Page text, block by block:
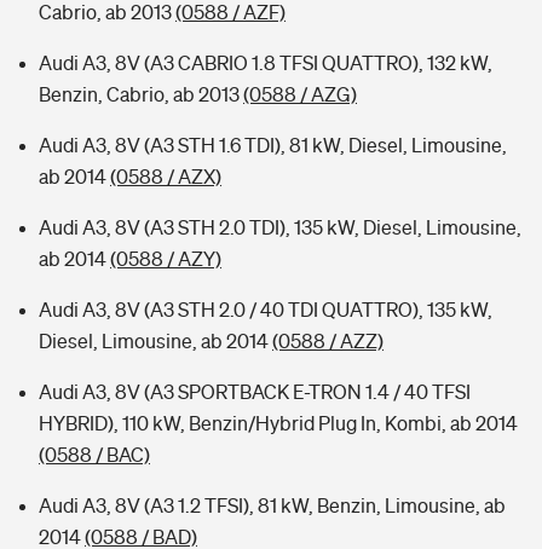
Cabrio, ab 2013(0588 / AZF)
Audi A3, 8V (A3 CABRIO 1.8 TFSI QUATTRO), 132 kW,
Benzin, Cabrio, ab 2013(0588 / AZG)
Audi A3, 8V (A3 STH 1.6 TDI), 81 kW, Diesel, Limousine,
ab 2014(0588 / AZX)
Audi A3, 8V (A3 STH 2.0 TDI), 135 kW, Diesel, Limousine,
ab 2014(0588 / AZY)
Audi A3, 8V (A3 STH 2.0 / 40 TDI QUATTRO), 135 kW,
Diesel, Limousine, ab 2014(0588 / AZZ)
Audi A3, 8V (A3 SPORTBACK E-TRON 1.4 / 40 TFSI
HYBRID), 110 kW, Benzin/Hybrid Plug In, Kombi, ab 2014
(0588 / BAC)
Audi A3, 8V (A3 1.2 TFSI), 81 kW, Benzin, Limousine, ab
2014(0588 / BAD)